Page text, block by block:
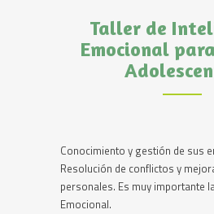
Taller de
Emocional
Conocimiento y gestión de sus
Resolución de conflictos y
personales. Es muy importante
Emocional.